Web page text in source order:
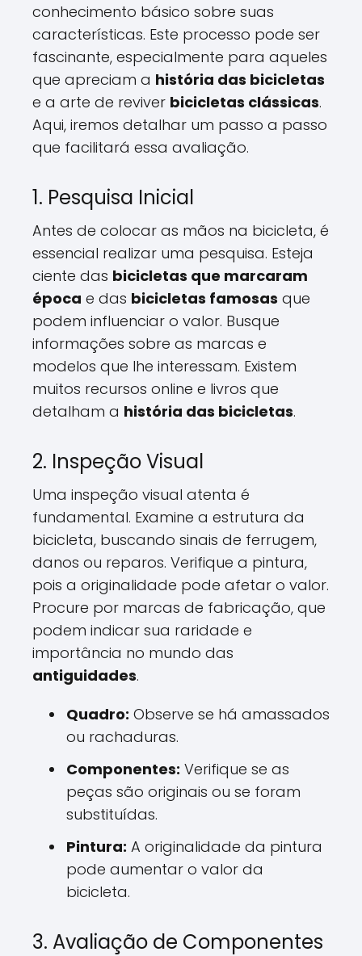
conhecimento básico sobre suas
características. Este processo pode ser
fascinante, especialmente para aqueles
que apreciam a história das bicicletas
e a arte de reviver bicicletas clássicas.
Aqui, iremos detalhar um passo a passo
que facilitará essa avaliação.
1. Pesquisa Inicial
Antes de colocar as mãos na bicicleta, é
essencial realizar uma pesquisa. Esteja
ciente das bicicletas que marcaram
época e das bicicletas famosas que
podem influenciar o valor. Busque
informações sobre as marcas e
modelos que lhe interessam. Existem
muitos recursos online e livros que
detalham a história das bicicletas.
2. Inspeção Visual
Uma inspeção visual atenta é
fundamental. Examine a estrutura da
bicicleta, buscando sinais de ferrugem,
danos ou reparos. Verifique a pintura,
pois a originalidade pode afetar o valor.
Procure por marcas de fabricação, que
podem indicar sua raridade e
importância no mundo das
antiguidades.
Quadro: Observe se há amassados
ou rachaduras.
Componentes: Verifique se as
peças são originais ou se foram
substituídas.
Pintura: A originalidade da pintura
pode aumentar o valor da
bicicleta.
3. Avaliação de Componentes